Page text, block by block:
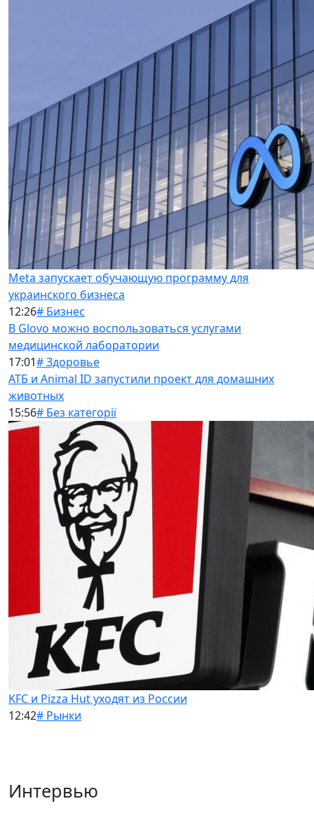
Meta запускает обучающую программу для
украинского бизнеса
12:26# Бизнес
В Glovo можно воспользоваться услугами
медицинской лаборатории
17:01# Здоровье
АТБ и Animal ID запустили проект для домашних
животных
15:56# Без категорії
KFC и Pizza Hut уходят из России
12:42# Рынки
Интервью